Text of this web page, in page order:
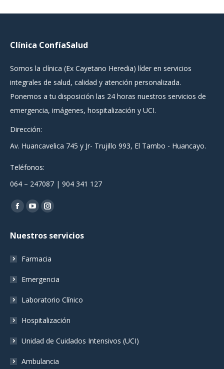
Clínica ConfíaSalud
Somos la clínica (Ex Cayetano Heredia) líder en servicios
integrales de salud, calidad y atención personalizada.
Ponemos a tu disposición las 24 horas nuestros servicios de
emergencia, imágenes, hospitalización y UCI.
Dirección:
Av. Huancavelica 745 y Jr- Trujillo 993, El Tambo - Huancayo.
Teléfonos:
064 – 247087 | 904 341 127
Encuéntranos en:
Facebook
opens
new
window
YouTube
opens
new
window
Instagram
opens
new
window
Nuestros servicios
Farmacia
Emergencia
Laboratorio Clínico
Hospitalización
Unidad de Cuidados Intensivos (UCI)
Ambulancia